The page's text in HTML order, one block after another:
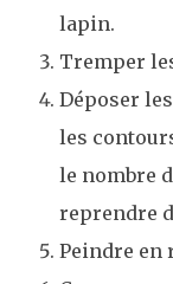
lapin.
Tremper
Déposer
les
le nombre
reprendre
Peindre en